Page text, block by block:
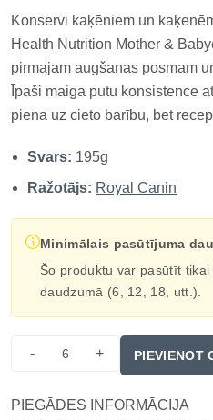
Konservi kaķēniem un
Health Nutrition Mother &
pirmajam augšanas posmam
Īpaši maiga putu konsistence
piena uz cieto barību, bet
vajadzībām. Royal Canin
Mousse ir pilnvērtīga...
Svars: 195g
Ražotājs: Royal Canin
Minimālais pasūtījuma
Šo produktu var pasūtīt
daudzumā (6, 12, 18, utt.).
- + PIEVIENOT
PIEGĀDES INFORMĀCIJA